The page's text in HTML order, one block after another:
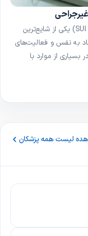
بی‌اختیاری ادرار استرسی (Stress Urinary Incontinence یا SUI) یکی از شایع‌ترین
به نفس و فعالیت‌های
از موارد با
علل و […]
لیست همه پزشکان